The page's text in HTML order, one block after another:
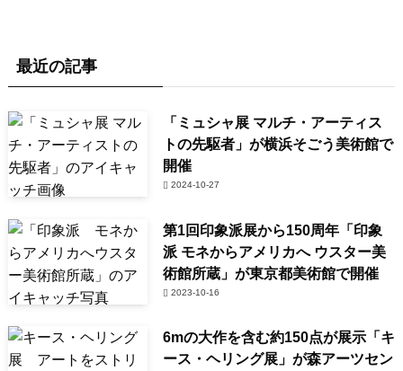
最近の記事
「ミュシャ展 マルチ・アーティス
トの先駆者」が横浜そごう美術館で
開催
2024-10-27
第1回印象派展から150周年「印象
派 モネからアメリカへ ウスター美
術館所蔵」が東京都美術館で開催
2023-10-16
6mの大作を含む約150点が展示「キ
ース・ヘリング展」が森アーツセン